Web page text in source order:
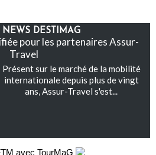
NEWS DESTIMAG
pour les partenaires Assur-
Travel
Présent sur le marché de la mobilité
internationale depuis plus de vingt
ans, Assur-Travel s'est...